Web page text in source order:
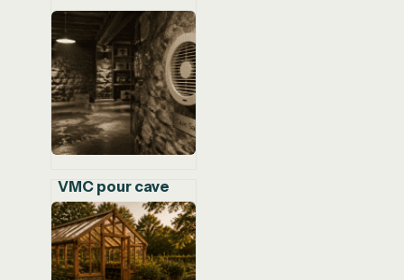
VMC pour cave
humide : 3
solutions
techniques pour
stopper